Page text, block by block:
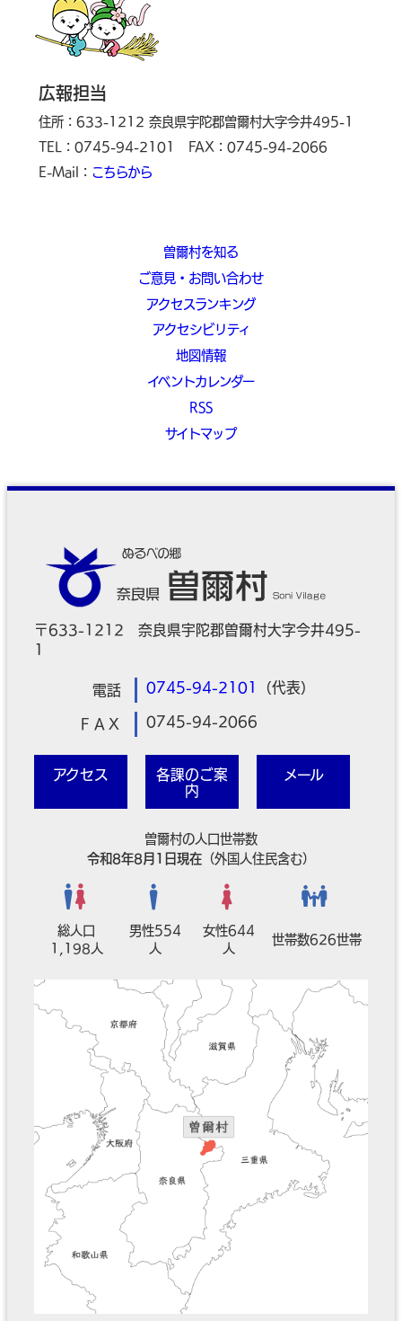
広報担当
住所：633-1212 奈良県宇陀郡曽爾村大字今井495-1
TEL：0745-94-2101
FAX：0745-94-2066
E-Mail： こちらから
曽爾村を知る
ご意見・お問い合わせ
アクセスランキング
アクセシビリティ
地図情報
イベントカレンダー
RSS
サイトマップ
〒633-1212 奈良県宇陀郡曽爾村大字今井495-
1
電話 0745-94-2101 （代表）
ＦＡＸ 0745-94-2066
アクセス
各課のご案
内
メール
曽爾村の人口世帯数
令和8年8月1日現在 （外国人住民含む）
総人口
1,198人
男性554
人
女性644
人
世帯数626世帯